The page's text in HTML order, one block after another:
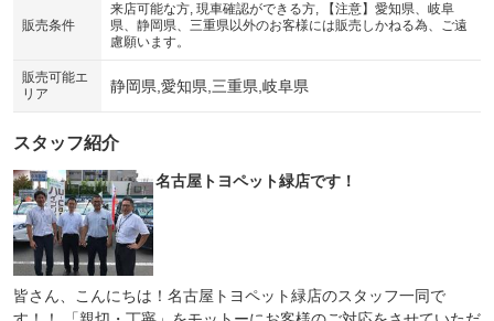
販売条件
来店可能な方, 現車確認ができる方, 【注意】愛知県、岐阜
県、静岡県、三重県以外のお客様には販売しかねる為、ご遠
慮願います。
販売可能エ
リア
静岡県,愛知県,三重県,岐阜県
スタッフ紹介
名古屋トヨペット緑店です！
皆さん、こんにちは！名古屋トヨペット緑店のスタッフ一同で